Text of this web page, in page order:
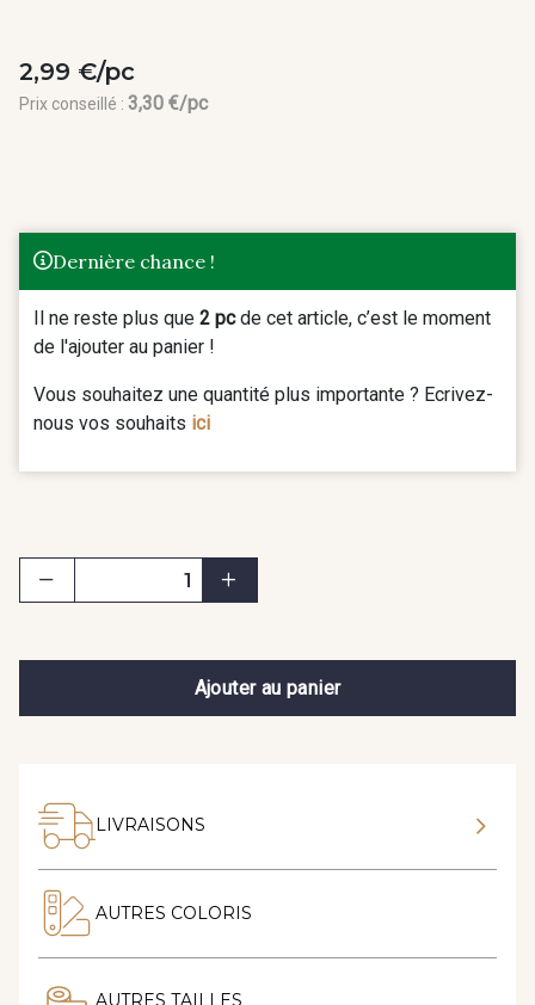
2,99 €/pc
Prix conseillé : 3,30 €/pc
Dernière chance !
Il ne reste plus que 2 pcde cet article, c’est le moment
de l'ajouter au panier !
Vous souhaitez une quantité plus importante ? Ecrivez-
nous vos souhaits ici
Ajouter au panier
LIVRAISONS
AUTRES COLORIS
AUTRES TAILLES